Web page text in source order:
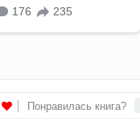
Понравилась книга?